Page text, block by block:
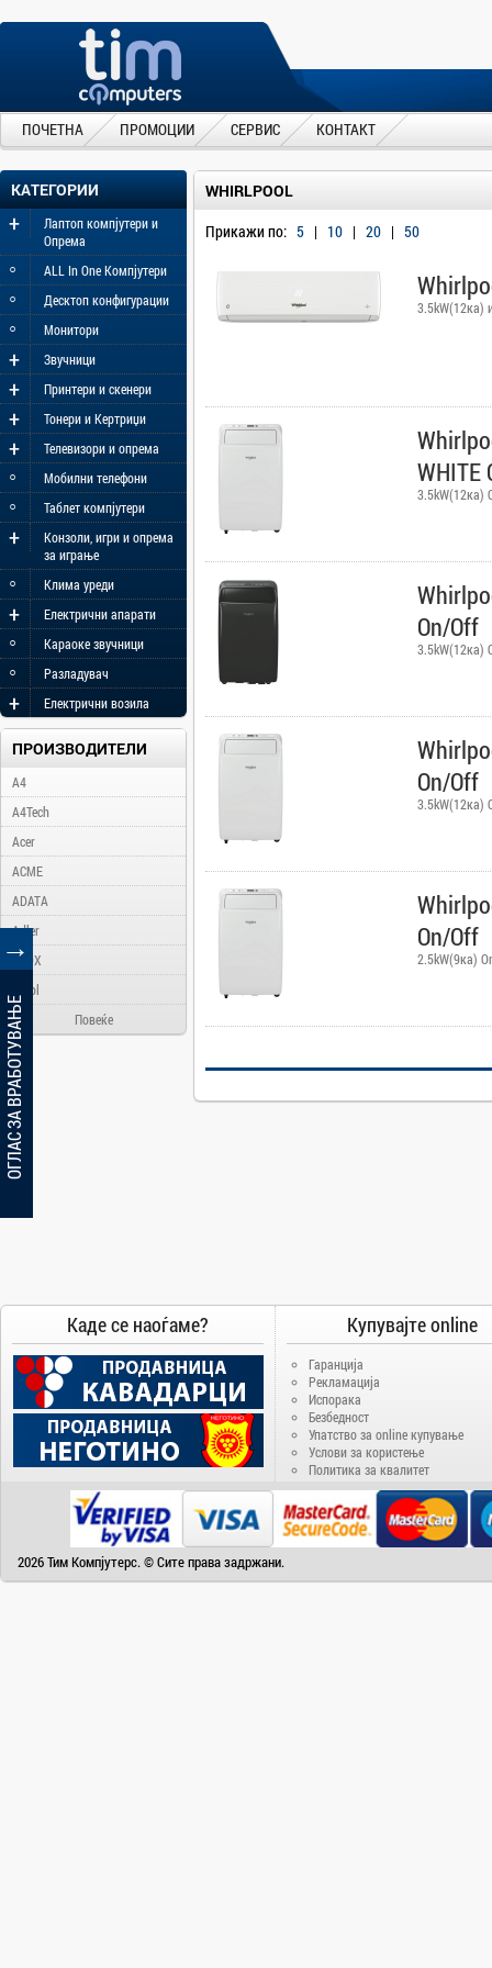
ПОЧЕТНА ПРОМОЦИИ СЕРВИС КОНТАКТ
КАТЕГОРИИ
Лаптоп компјутери и
Опрема
+
ALL In One Компјутери
◦
Десктоп конфигурации
◦
Монитори
◦
Звучници
+
Принтери и скенери
+
Тонери и Кертриџи
+
Телевизори и опрема
+
Мобилни телефони
◦
Таблет компјутери
◦
Конзоли, игри и опрема
за играње
+
Клима уреди
◦
Електрични апарати
+
Караоке звучници
◦
Разладувач
◦
Електрични возила
+
ПРОИЗВОДИТЕЛИ
A4
A4Tech
Acer
ACME
ADATA
Adler
AFOX
Ainol
Alcatel
Allview
Aloha Day
AMD
AOC
Apache
BenQ
Blackview
Bosch
Broadlink
Brother
Carrier
Повеќе
WHIRLPOOL
Прикажи по: 5 | 10 | 20 | 50
3.5kW(12ка)
WHITE
3.5kW(12ка)
On/Off
3.5kW(12ка)
On/Off
3.5kW(12ка)
On/Off
2.5kW(9ка)
ОГЛАС ЗА ВРАБОТУВАЊЕ
→
Каде се наоѓаме? Купувајте online
Гаранција
Рекламација
Испорака
Безбедност
Упатство за online купување
Услови за користење
Политика за квалитет
2026 Тим Компјутерс. © Сите права задржани.